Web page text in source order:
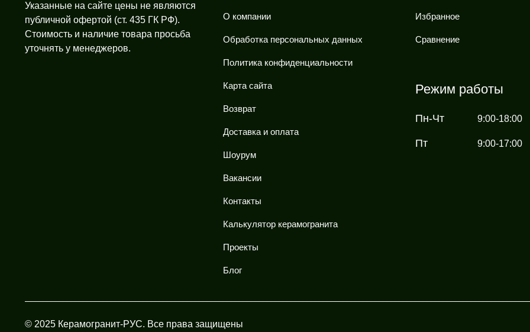
Указанные на сайте цены не являются
публичной офертой (ст. 435 ГК РФ).
Стоимость и наличие товара просьба
уточнять у менеджеров.
О компании
Обработка персональных данных
Политика конфиденциальности
Карта сайта
Возврат
Доставка и оплата
Шоурум
Вакансии
Контакты
Калькулятор керамогранита
Проекты
Блог
Избранное
Сравнение
Режим работы
Пн-Чт 9:00-18:00
Пт 9:00-17:00
© 2025 Керамогранит-РУС. Все права защищены